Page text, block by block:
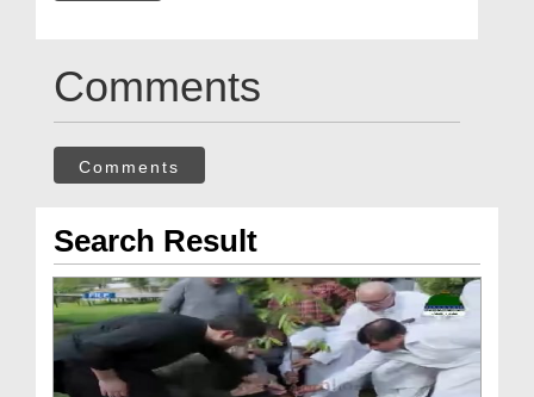
Comments
Comments
Search Result